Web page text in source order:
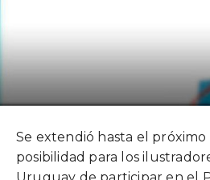
Se extendió hasta el
posibilidad para los
Uruguay de participar en el